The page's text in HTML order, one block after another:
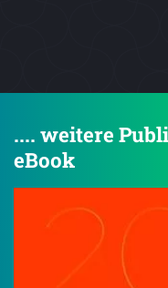
.... weitere
eBook